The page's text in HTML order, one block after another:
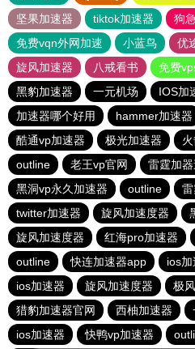
坚果加速器
tiktok加速器
狗
免费vqn外网加速
小蓝鸟 优
旋风加速器
八戒看书
免费
黑豹加速器
一元机场 IOS加
加速器哪个好用
hammer加速器
酷通vp加速器
极光加速器
outline
老王vp官网 雷霆加器
黑洞vp永久加速器
outline
twitter加速器
旋风加速度器
旋风加速度器
红海pro加速器
outline
快连加速器app ios加
ios加速器
旋风加速度器 极
猎豹加速器官网
西柚加速器
ios加速器
快鸭vp加速器